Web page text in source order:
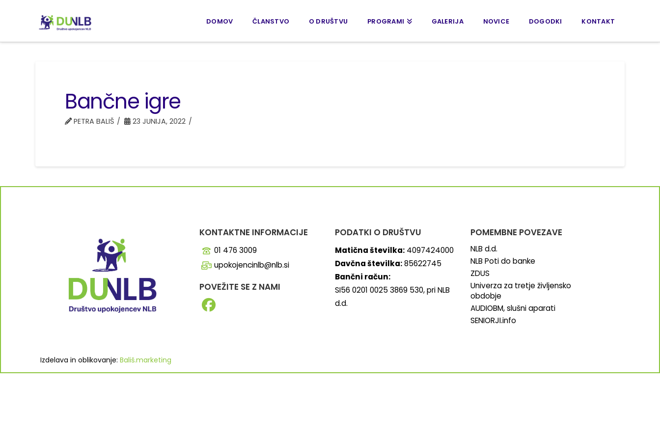
DOMOV ČLANSTVO O DRUŠTVU PROGRAMI GALERIJA NOVICE DOGODKI KONTAKT
Bančne igre
PETRA BALIŠ 23 JUNIJA, 2022
KONTAKTNE INFORMACIJE
01 476 3009
upokojencinlb@nlb.si
POVEŽITE SE Z NAMI
PODATKI O DRUŠTVU
Matična številka:4097424000
Davčna številka:85622745
Bančni račun:
SI56 0201 0025 3869 530, pri NLB
d.d.
POMEMBNE POVEZAVE
NLB d.d.
NLB Poti do banke
ZDUS
Univerza za tretje življensko
obdobje
AUDIOBM, slušni aparati
SENIORJI.info
Izdelava in oblikovanje: Bališ.marketing